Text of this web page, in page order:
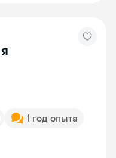
1 год опыта